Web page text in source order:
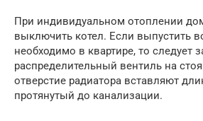
При индивидуальном отоплении
выключить котел. Если выпустить
необходимо в квартире, то следует
распределительный вентиль на
отверстие радиатора вставляют
протянутый до канализации.